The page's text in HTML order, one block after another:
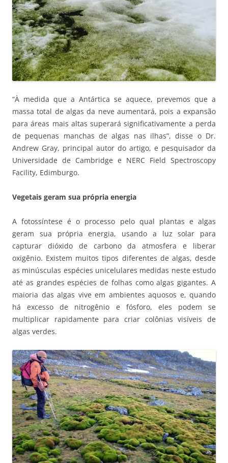
“À medida que a Antártica se aquece, prevemos que a
massa total de algas da neve aumentará, pois a expansão
para áreas mais altas superará significativamente a perda
de pequenas manchas de algas nas ilhas”, disse o Dr.
Andrew Gray, principal autor do artigo, e pesquisador da
Universidade de Cambridge e NERC Field Spectroscopy
Facility, Edimburgo.
Vegetais geram sua própria energia
A fotossíntese é o processo pelo qual plantas e algas
geram sua própria energia, usando a luz solar para
capturar dióxido de carbono da atmosfera e liberar
oxigênio. Existem muitos tipos diferentes de algas, desde
as minúsculas espécies unicelulares medidas neste estudo
até as grandes espécies de folhas como algas gigantes. A
maioria das algas vive em ambientes aquosos e, quando
há excesso de nitrogênio e fósforo, eles podem se
multiplicar rapidamente para criar colônias visíveis de
algas verdes.